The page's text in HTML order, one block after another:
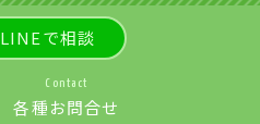
LINEで相談
各種お問合せ
Contact